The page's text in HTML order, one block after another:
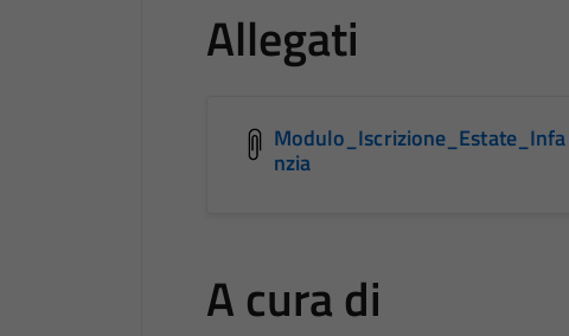
Allegati
Modulo_Iscrizione_Estate_Infa
nzia
A cura di